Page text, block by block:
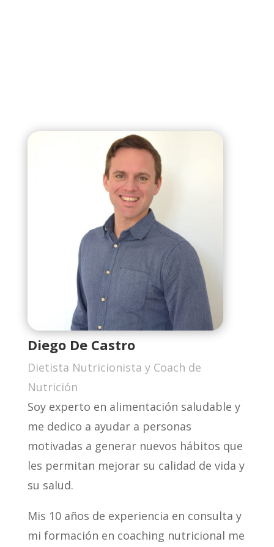
Diego De Castro
Dietista Nutricionista y Coach de
Nutrición
Soy experto en alimentación saludable y
me dedico a ayudar a personas
motivadas a generar nuevos hábitos que
les permitan mejorar su calidad de vida y
su salud.
Mis 10 años de experiencia en consulta y
mi formación en coaching nutricional me